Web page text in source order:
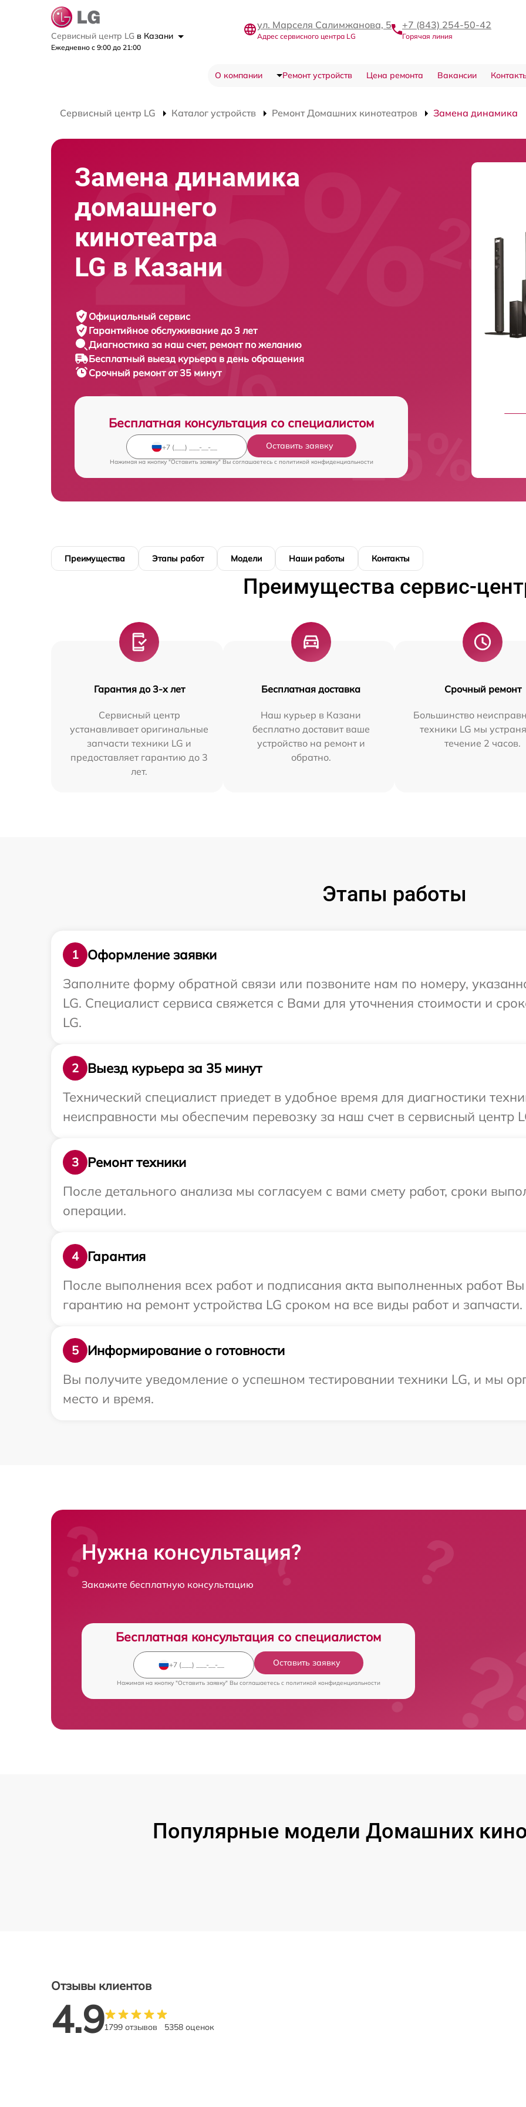
Сервисный центр LG в Казани
Ежедневно с 9:00 до 21:00
ул. Марселя Салимжанова, 5
Адрес сервисного центра LG
+7 (843) 254-50-42
Горячая линия
О компании Ремонт устройств Цена ремонта Вакансии
Сервисный центр LG Каталог устройств Ремонт Домашних кинотеатров Замена динамика
Замена динамика
домашнего
кинотеатра
LG в Казани
Официальный сервис
Гарантийное обслуживание до 3 лет
Диагностика за наш счет, ремонт по желанию
Бесплатный выезд курьера в день обращения
Срочный ремонтот 35 минут
Бесплатная консультация со специалистом
Оставить заявку
Нажимая на кнопку "Оставить заявку" Вы соглашаетесь c политикой конфиденциальности
Преимущества Этапы работ Модели Наши работы Контакты
Преимущества сервис-
Гарантия до 3-х лет
Сервисный центр
устанавливает оригинальные
запчасти техники LG и
предоставляет гарантию до 3
лет.
Бесплатная доставка
Наш курьер в Казани
бесплатно доставит ваше
устройство на ремонт и
обратно.
Срочный ремонт
Большинство
техники LG мы
течение 2 часов.
Этапы работы
1
Оформление заявки
Заполните форму обратной связи или позвоните нам по номеру,
LG. Специалист сервиса свяжется с Вами для уточнения стоимости и
LG.
2
Выезд курьера за 35 минут
Технический специалист приедет в удобное время для диагностики
неисправности мы обеспечим перевозку за наш счет в сервисный центр
3
Ремонт техники
После детального анализа мы согласуем с вами смету работ, сроки
операции.
4
Гарантия
После выполнения всех работ и подписания акта выполненных работ
гарантию на ремонт устройства LG сроком на все виды работ и запчасти.
5
Информирование о готовности
Вы получите уведомление о успешном тестировании техники LG, и мы
место и время.
Нужна консультация?
Закажите бесплатную консультацию
Бесплатная консультация со специалистом
Оставить заявку
Нажимая на кнопку "Оставить заявку" Вы соглашаетесь c политикой конфиденциальности
Популярные модели Домашних
Отзывы клиентов
4.91799 отзывов 5358 оценок